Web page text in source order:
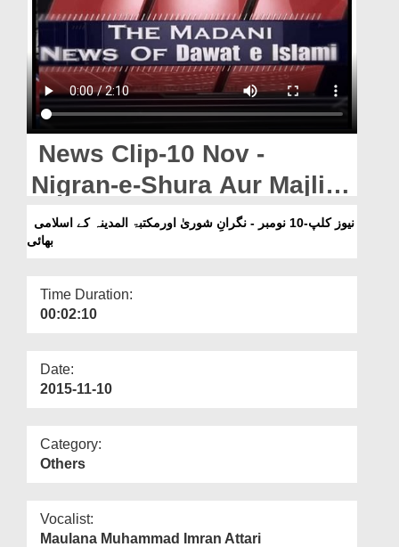
Donation
Blog
Magazine
Departments
Our Websites
More
News Clip-10 Nov -
Nigran-e-Shura Aur Majlis
Maktaba-tul-Madina Kay
Islami
بھائی
Time Duration:
00:02:10
Date:
2015-11-10
Category:
Others
Vocalist:
Maulana Muhammad Imran Attari